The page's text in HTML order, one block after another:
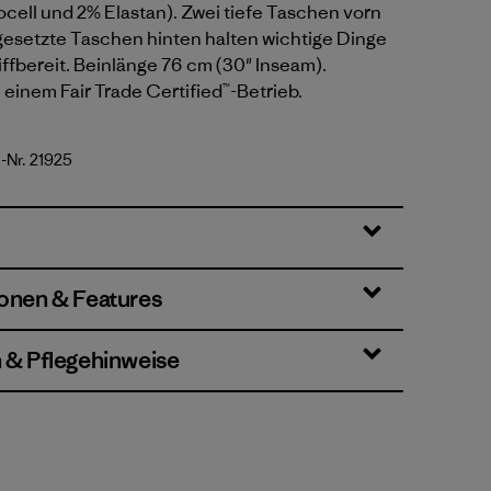
und 2% Elastan). Zwei tiefe Taschen vorn
Taschen hinten halten wichtige Dinge
Beinlänge 76 cm (30" Inseam).
Fair Trade Certified™-Betrieb.
Stone
21925
& Features
Pflegehinweise